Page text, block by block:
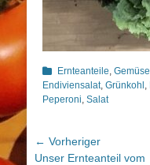
Kategorien
Ernteanteile,
Endiviensalat, Grünkohl ,
Peperoni, Salat
← Vorheriger
Vorheriger
Unser Ernteanteil vom